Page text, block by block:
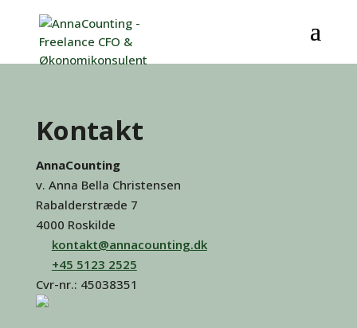
Kontakt
AnnaCounting
v. Anna Bella Christensen
Rabalderstræde 7
4000 Roskilde
kontakt@annacounting.dk
+45 5123 2525
Cvr-nr.: 45038351